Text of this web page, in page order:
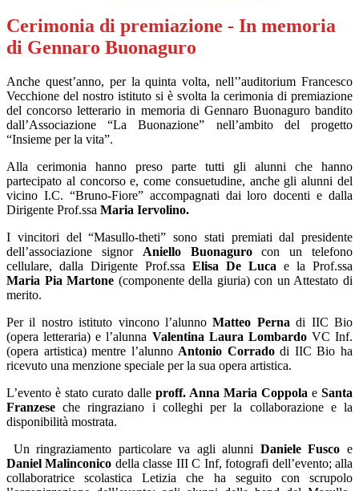
Cerimonia di premiazione - In memoria
di Gennaro Buonaguro
Anche quest’anno, per la quinta volta, nell’’auditorium Francesco
Vecchione del nostro istituto si è svolta la cerimonia di premiazione
del concorso letterario in memoria di Gennaro Buonaguro bandito
dall’Associazione “La Buonazione” nell’ambito del progetto
“Insieme per la vita”.
Alla cerimonia hanno preso parte tutti gli alunni che hanno
partecipato al concorso e, come consuetudine, anche gli alunni del
vicino I.C. “Bruno-Fiore” accompagnati dai loro docenti e dalla
Dirigente Prof.ssa Maria Iervolino.
I vincitori del “Masullo-theti” sono stati premiati dal presidente
dell’associazione signor Aniello Buonagurocon un telefono
cellulare, dalla Dirigente Prof.ssa Elisa De Luca e la Prof.ssa
Maria Pia Martone (componente della giuria) con un Attestato di
merito.
Per il nostro istituto vincono l’alunnoMatteo Perna di IIC Bio
(opera letteraria) e l’alunna Valentina Laura LombardoVC Inf.
(opera artistica) mentre l’alunno Antonio Corradodi IIC Bio ha
ricevuto una menzione speciale per la sua opera artistica.
L’evento è stato curato dalle proff. Anna Maria Coppola e Santa
Franzese che ringraziano i colleghi per la collaborazione e la
disponibilità mostrata.
Un ringraziamento particolare va agli alunni Daniele Fusco e
Daniel Malinconico della classe III C Inf, fotografi dell’evento; alla
collaboratrice scolastica Letizia che ha seguito con scrupolo